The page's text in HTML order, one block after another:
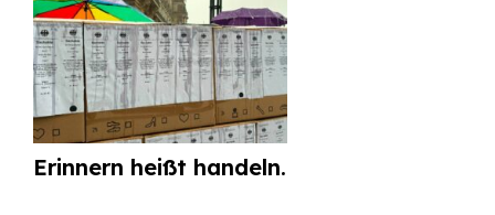
Erinnern heißt handeln.